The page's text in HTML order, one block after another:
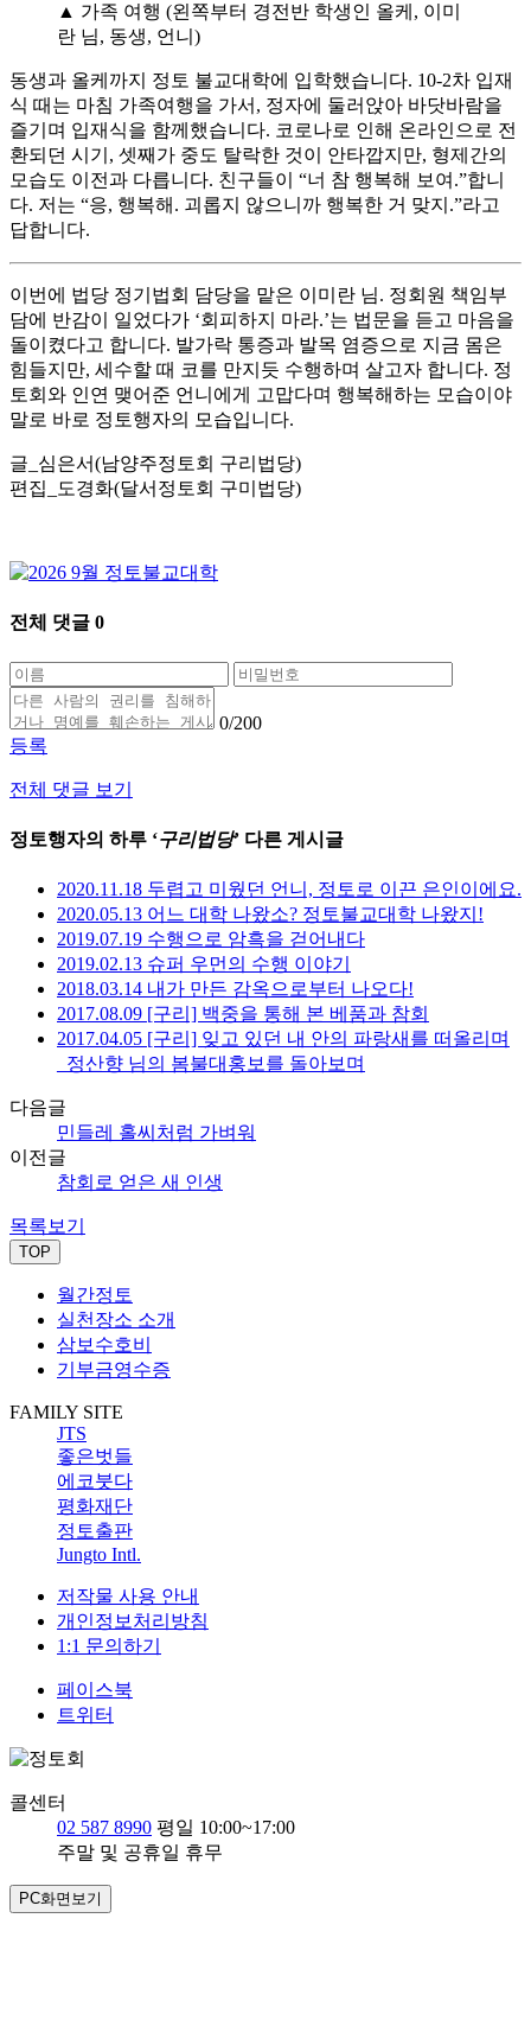
▲ 가족 여행 (왼쪽부터 경전반 학생인 올케, 이미
란 님, 동생, 언니)
동생과 올케까지 정토 불교대학에 입학했습니다. 10-2차 입재
식 때는 마침 가족여행을 가서, 정자에 둘러앉아 바닷바람을
즐기며 입재식을 함께했습니다. 코로나로 인해 온라인으로 전
환되던 시기, 셋째가 중도 탈락한 것이 안타깝지만, 형제간의
모습도 이전과 다릅니다. 친구들이 “너 참 행복해 보여.”합니
다. 저는 “응, 행복해. 괴롭지 않으니까 행복한 거 맞지.”라고
답합니다.
이번에 법당 정기법회 담당을 맡은 이미란 님. 정회원 책임부
담에 반감이 일었다가 ‘회피하지 마라.’는 법문을 듣고 마음을
돌이켰다고 합니다. 발가락 통증과 발목 염증으로 지금 몸은
힘들지만, 세수할 때 코를 만지듯 수행하며 살고자 합니다. 정
토회와 인연 맺어준 언니에게 고맙다며 행복해하는 모습이야
말로 바로 정토행자의 모습입니다.
글_심은서(남양주정토회 구리법당)
편집_도경화(달서정토회 구미법당)
전체 댓글 0
0/200
등록
전체 댓글 보기
정토행자의 하루 ‘구리법당’ 다른 게시글
2020.11.18 두렵고 미웠던 언니, 정토로 이끈 은인이에요.
2020.05.13 어느 대학 나왔소? 정토불교대학 나왔지!
2019.07.19 수행으로 암흑을 걷어내다
2019.02.13 슈퍼 우먼의 수행 이야기
2018.03.14 내가 만든 감옥으로부터 나오다!
2017.08.09 [구리] 백중을 통해 본 베품과 참회
2017.04.05 [구리] 잊고 있던 내 안의 파랑새를 떠올리며
_정산향 님의 봄불대홍보를 돌아보며
다음글
민들레 홀씨처럼 가벼워
이전글
참회로 얻은 새 인생
목록보기
TOP
월간정토
실천장소 소개
삼보수호비
기부금영수증
FAMILY SITE
JTS
좋은벗들
에코붓다
평화재단
정토출판
Jungto Intl.
저작물 사용 안내
개인정보처리방침
1:1 문의하기
페이스북
트위터
콜센터
02 587 8990 평일 10:00~17:00
주말 및 공휴일 휴무
PC화면보기